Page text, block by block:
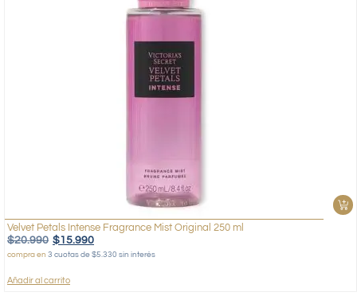
Velvet Petals Intense Fragrance Mist Original 250 ml
$20.990 $15.990
compra en 3 cuotas de $5.330 sin interés
Añadir al carrito